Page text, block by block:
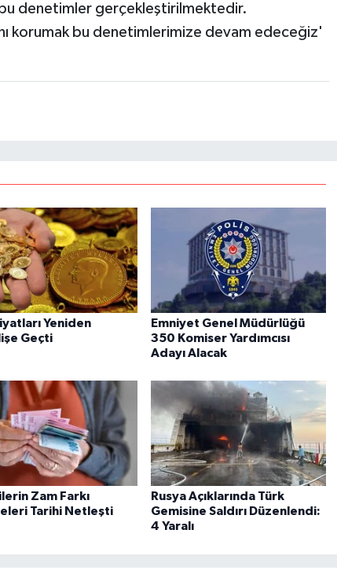
bu denetimler gerçekleştirilmektedir.
korumak bu denetimlerimize devam edeceğiz'
Yeniden
Geçti
Emniyet Genel Müdürlüğü
350 Komiser Yardımcısı
Adayı Alacak
Zam Farkı
Tarihi Netleşti
Rusya Açıklarında Türk
Gemisine Saldırı Düzenlendi:
4 Yaralı